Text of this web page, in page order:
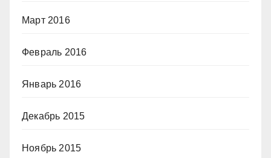
Март 2016
Февраль 2016
Январь 2016
Декабрь 2015
Ноябрь 2015